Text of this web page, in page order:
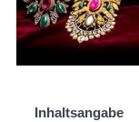
Inhaltsangabe